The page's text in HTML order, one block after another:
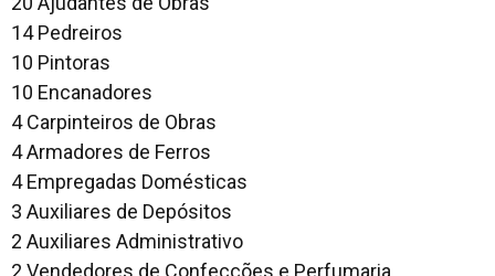
14 Pedreiros
10 Pintoras
10 Encanadores
4 Carpinteiros de Obras
4 Armadores de Ferros
4 Empregadas Domésticas
3 Auxiliares de Depósitos
2 Auxiliares Administrativo
2 Vendedores de Confecções e Perfumaria